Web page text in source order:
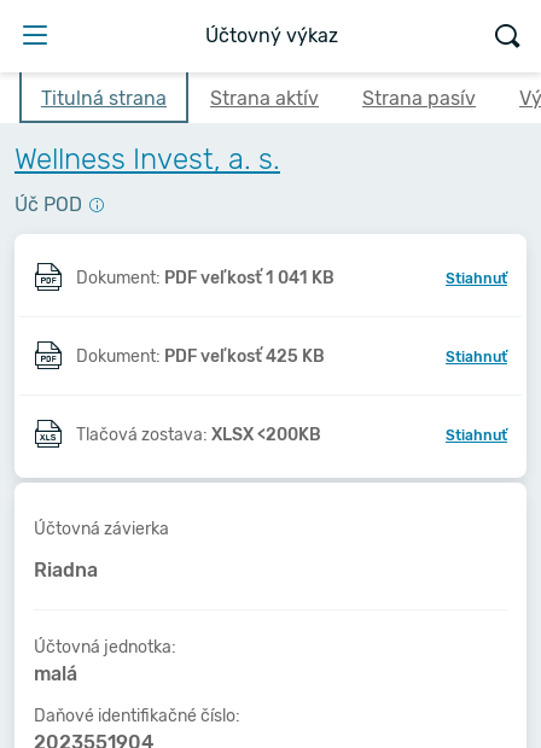
Účtovný výkaz
Titulná strana Strana aktív Strana pasív
Wellness Invest, a. s.
Úč POD
Dokument: PDF veľkosť 1 041 KB Stiahnuť
Dokument: PDF veľkosť 425 KB Stiahnuť
Tlačová zostava: XLSX <200KB Stiahnuť
Účtovná závierka
Riadna
Účtovná jednotka:
malá
Daňové identifikačné číslo:
2023551904